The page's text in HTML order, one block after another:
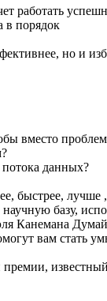
работать
в порядок
но и
вместо
потока данных?
быстрее, лучше
базу,
Канемана
вам стать